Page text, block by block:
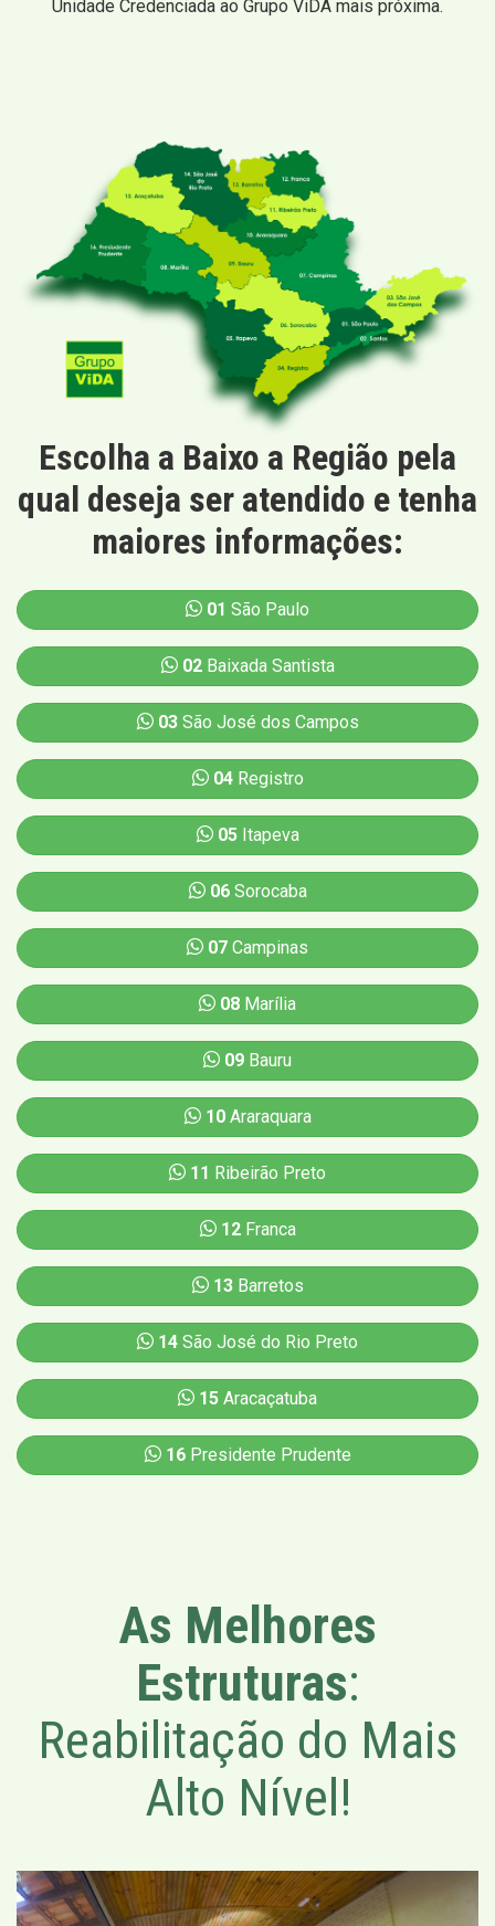
Unidade Credenciada ao Grupo ViDA mais próxima.
Escolha a Baixo a Região pela
qual deseja ser atendido e tenha
maiores informações:
01 São Paulo
02Baixada Santista
03São José dos Campos
04Registro
05Itapeva
06Sorocaba
07 Campinas
08 Marília
09 Bauru
10Araraquara
11 Ribeirão Preto
12Franca
13Barretos
14 São José do Rio Preto
15 Aracaçatuba
16Presidente Prudente
As Melhores
Estruturas:
Reabilitação do Mais
Alto Nível!